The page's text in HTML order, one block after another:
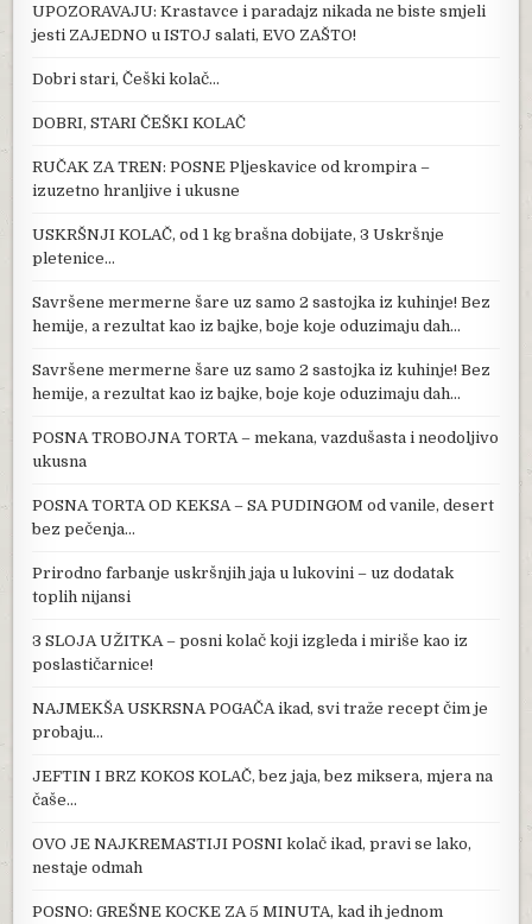
UPOZORAVAJU: Krastavce i paradajz nikada ne biste smjeli
jesti ZAJEDNO u ISTOJ salati, EVO ZAŠTO!
Dobri stari, Češki kolač…
DOBRI, STARI ČEŠKI KOLAČ
RUČAK ZA TREN: POSNE Pljeskavice od krompira –
izuzetno hranljive i ukusne
USKRŠNJI KOLAČ, od 1 kg brašna dobijate, 3 Uskršnje
pletenice…
Savršene mermerne šare uz samo 2 sastojka iz kuhinje! Bez
hemije, a rezultat kao iz bajke, boje koje oduzimaju dah…
Savršene mermerne šare uz samo 2 sastojka iz kuhinje! Bez
hemije, a rezultat kao iz bajke, boje koje oduzimaju dah…
POSNA TROBOJNA TORTA – mekana, vazdušasta i neodoljivo
ukusna
POSNA TORTA OD KEKSA – SA PUDINGOM od vanile, desert
bez pečenja…
Prirodno farbanje uskršnjih jaja u lukovini – uz dodatak
toplih nijansi
3 SLOJA UŽITKA – posni kolač koji izgleda i miriše kao iz
poslastičarnice!
NAJMEKŠA USKRSNA POGAČA ikad, svi traže recept čim je
probaju…
JEFTIN I BRZ KOKOS KOLAČ, bez jaja, bez miksera, mjera na
čaše…
OVO JE NAJKREMASTIJI POSNI kolač ikad, pravi se lako,
nestaje odmah
POSNO: GREŠNE KOCKE ZA 5 MINUTA, kad ih jednom